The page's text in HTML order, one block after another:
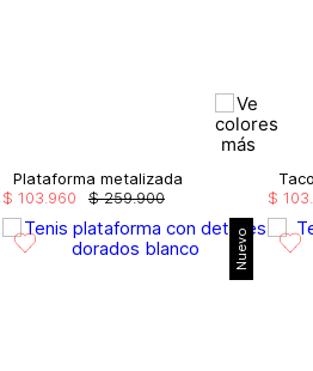
Plataforma metalizada
$ 259.900
$ 103 960 $ 103
Nuevo